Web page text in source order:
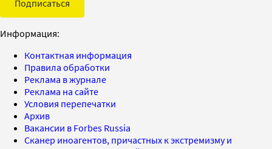
Подписаться
Информация:
Контактная информация
Правила обработки
Реклама в журнале
Реклама на сайте
Условия перепечатки
Архив
Вакансии в Forbes Russia
Сканер иноагентов, причастных к экстремизму и